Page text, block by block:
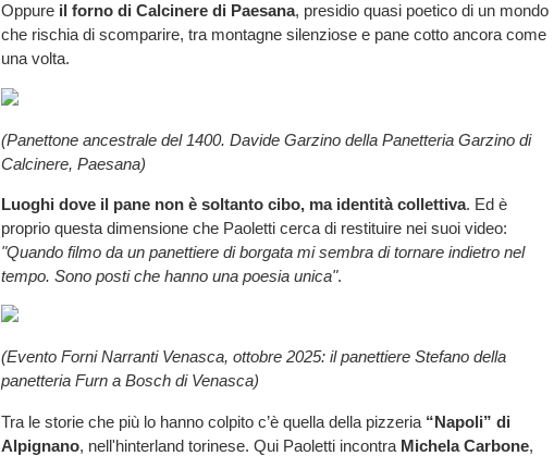
Oppure il forno di Calcinere di Paesana, presidio quasi poetico di un mondo
che rischia di scomparire, tra montagne silenziose e pane cotto ancora come
una volta.
(Panettone ancestrale del 1400. Davide Garzino della Panetteria Garzino di
Calcinere, Paesana)
Luoghi dove il pane non è soltanto cibo, ma identità collettiva. Ed è
proprio questa dimensione che Paoletti cerca di restituire nei suoi video:
"Quando filmo da un panettiere di borgata mi sembra di tornare indietro nel
tempo. Sono posti che hanno una poesia unica".
(Evento Forni Narranti Venasca, ottobre 2025: il panettiere Stefano della
panetteria Furn a Bosch di Venasca)
Tra le storie che più lo hanno colpito c’è quella della pizzeria “Napoli” di
Alpignano, nell'hinterland torinese. Qui Paoletti incontra Michela Carbone,